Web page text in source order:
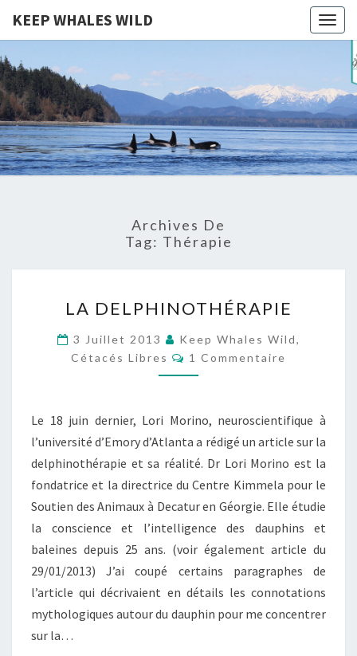
KEEP WHALES WILD
KEEP
WHALES
WILD
Cétacés
Libres
Archives De
Tag: Thérapie
DELPHINOTHÉRAPIE
LA DELPHINOTHÉRAPIE
3 Juillet 2013
Keep Whales Wild,
Cétacés Libres
Commentaires
1 Commentaire
Le 18 juin dernier, Lori Morino, neuroscientifique à
l’université d’Emory d’Atlanta a rédigé un article sur la
delphinothérapie et sa réalité. Dr Lori Morino est la
fondatrice et la directrice du Centre Kimmela pour le
Soutien des Animaux à Decatur en Géorgie. Elle étudie
la conscience et l’intelligence des dauphins et
baleines depuis 25 ans. (voir également article du
29/01/2013) J’ai coupé certains paragraphes de
l’article qui décrivaient en détails les connotations
mythologiques autour du dauphin pour me concentrer
sur la…